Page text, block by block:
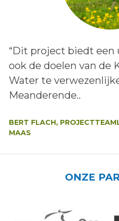
Lees het bericht:
“Dit project biedt een
ook de doelen van de
Water te
Meanderende..
BERT FLACH,
MAAS
ONZE